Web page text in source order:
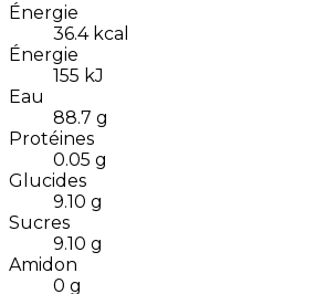
Énergie
36.4 kcal
Énergie
155 kJ
Eau
88.7 g
Protéines
0.05 g
Glucides
9.10 g
Sucres
9.10 g
Amidon
0 g